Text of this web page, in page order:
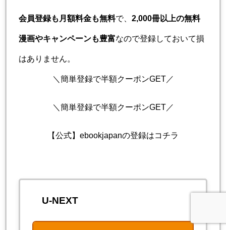
会員登録も月額料金も無料で、 2,000冊以上の無料
漫画やキャンペーンも豊富なので登録しておいて損
はありません。
＼簡単登録で半額クーポンGET／
＼簡単登録で半額クーポンGET／
【公式】ebookjapanの登録はコチラ
U-NEXT